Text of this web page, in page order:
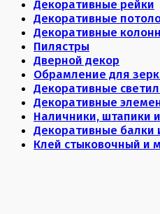
Декоративные рейки
Декоративные
Декоративные
Пилястры
Дверной декор
Обрамление для
Декоративные
Декоративные
Наличники, штапики
Декоративные балки
Клей стыковочный и